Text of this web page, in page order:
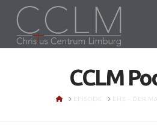
CCLM
HOMEEPISODE EHE - DER